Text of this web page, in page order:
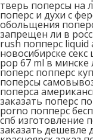
тверь поперсы на
поперс и духи с
обольщения
запрещен ли в
rush попперс liquid
новосибирске
pop 67 ml в
поперс попперс
поперсы
поперса
заказать поперс
porno попперс
спб изготовление
заказать дешевле